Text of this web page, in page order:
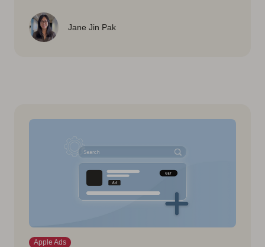
Jane Jin Pak
Apple Ads